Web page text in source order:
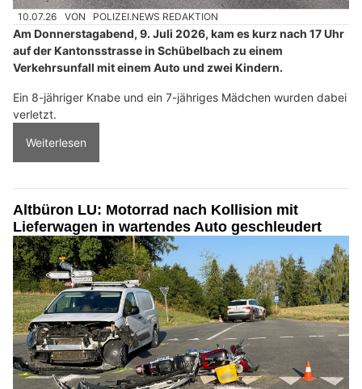
10.07.26 VON POLIZEI.NEWS REDAKTION
Am Donnerstagabend, 9. Juli 2026, kam es kurz nach 17 Uhr
auf der Kantonsstrasse in Schübelbach zu einem
Verkehrsunfall mit einem Auto und zwei Kindern.
Ein 8-jähriger Knabe und ein 7-jähriges Mädchen wurden dabei
verletzt.
Weiterlesen
Altbüron LU: Motorrad nach Kollision mit
Lieferwagen in wartendes Auto geschleudert